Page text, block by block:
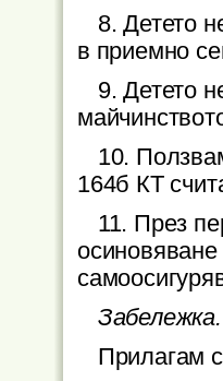
8. Детето
в приемно
9. Детето
10.
164б КТ
11. През
Забележка.
Прилагам